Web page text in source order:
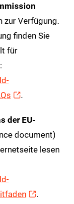
zur Verfügung.
finden Sie
für
.
der EU-
document)
lesen
.